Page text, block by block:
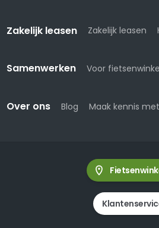
Zakelijk leasen Zakelijk leasen
Samenwerken Voor
Over ons Blog Maak kennis